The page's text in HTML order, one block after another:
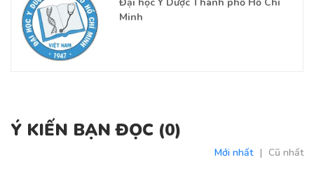
Đại học Y Dược Thành phố Hồ Chí
Minh
Ý KIẾN BẠN ĐỌC (0)
Mới nhất | Cũ nhất